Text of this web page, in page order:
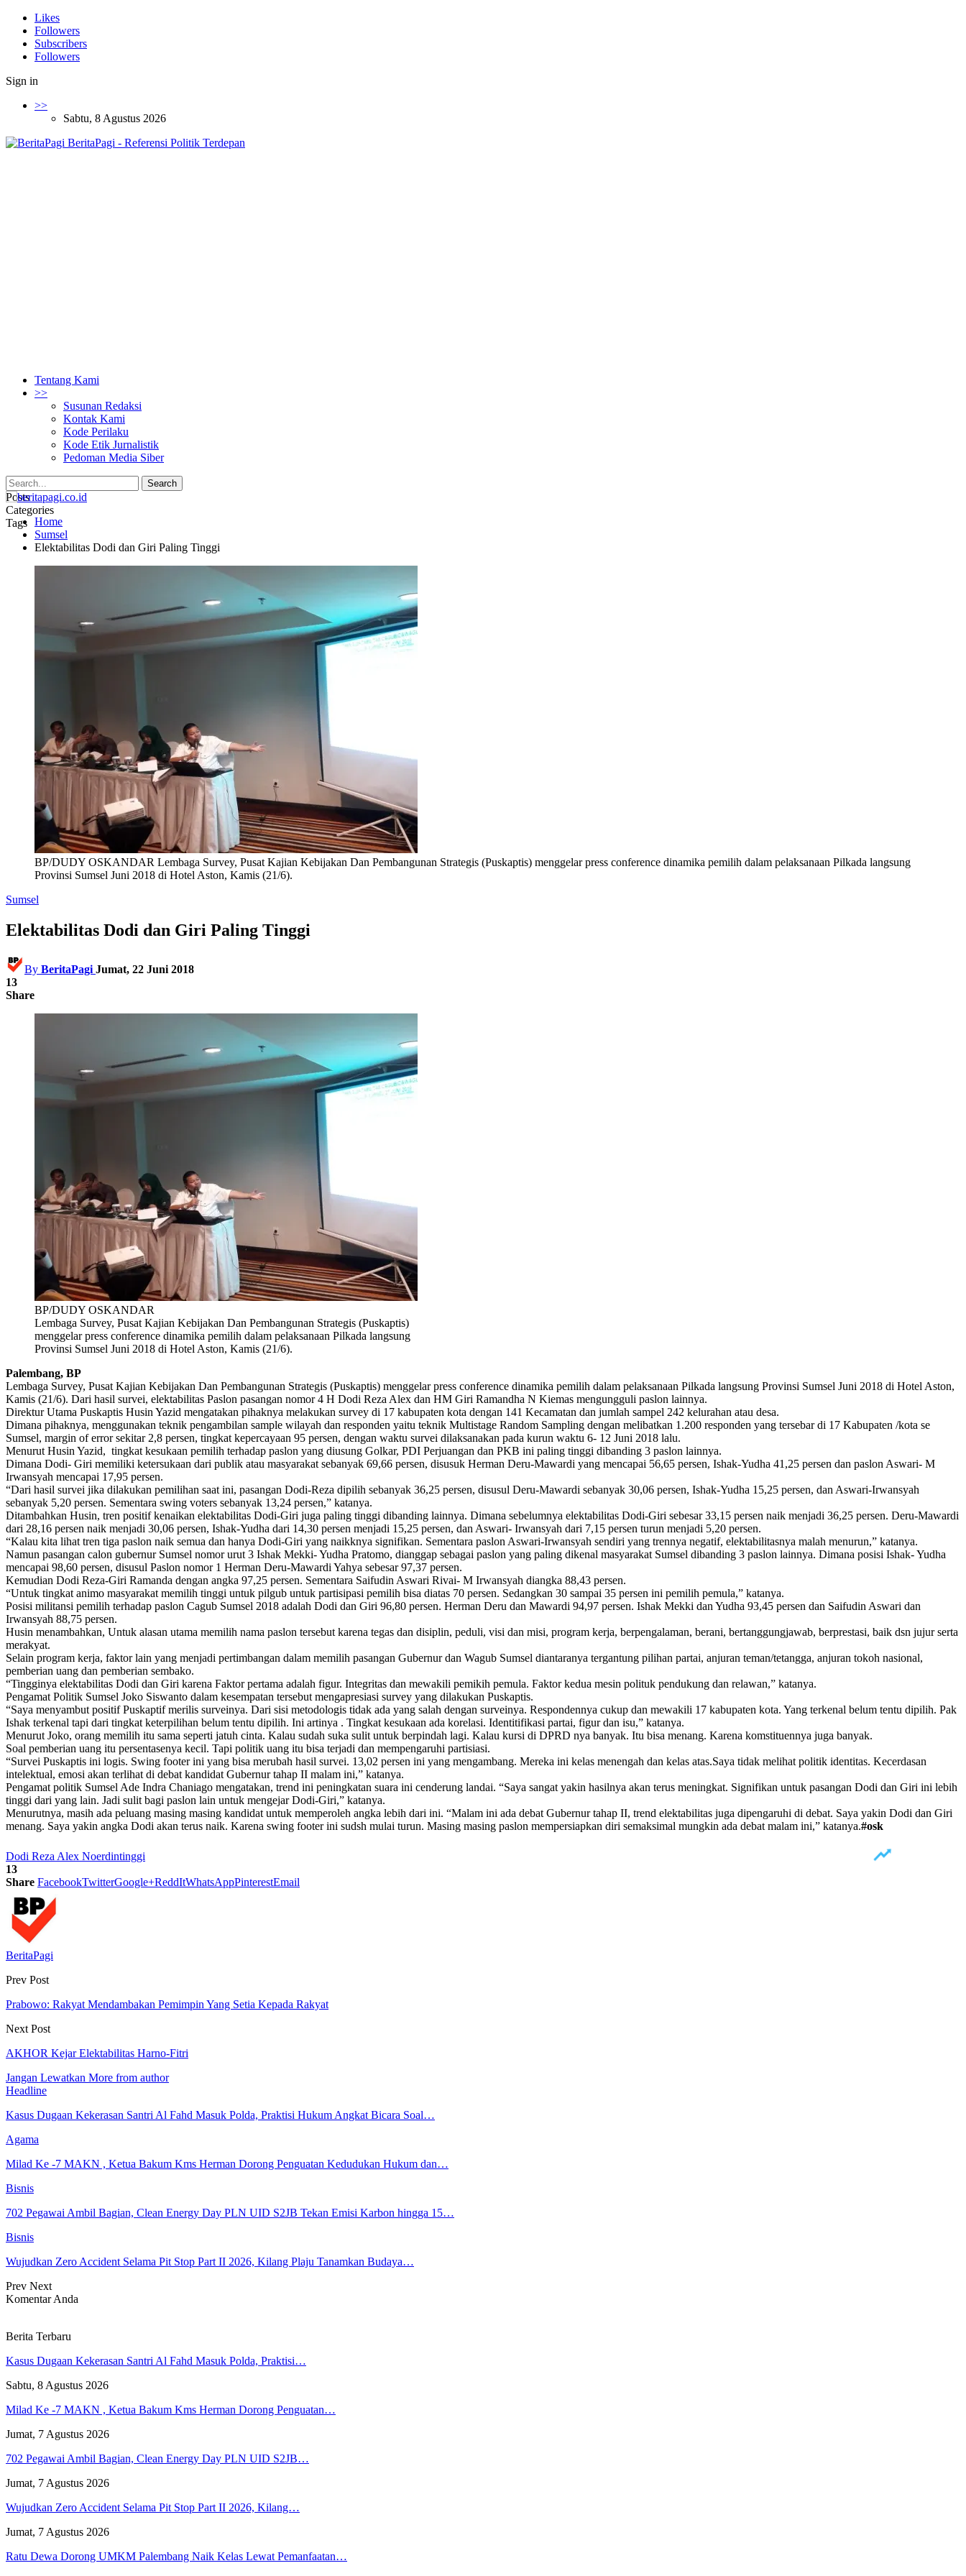
Likes
Followers
Subscribers
Followers
Sign in
>>
Sabtu, 8 Agustus 2026
BeritaPagi - Referensi Politik Terdepan
Tentang Kami
>>
Susunan Redaksi
Kontak Kami
Kode Perilaku
Kode Etik Jurnalistik
Pedoman Media Siber
Posts
Categories
Tags Home
Sumsel
Elektabilitas Dodi dan Giri Paling Tinggi
BP/DUDY OSKANDAR Lembaga Survey, Pusat Kajian Kebijakan Dan Pembangunan Strategis (Puskaptis) menggelar press conference dinamika pemilih dalam pelaksanaan Pilkada langsung
Provinsi Sumsel Juni 2018 di Hotel Aston, Kamis (21/6).
Sumsel
Elektabilitas Dodi dan Giri Paling Tinggi
By BeritaPagi Jumat, 22 Juni 2018
13
Share
BP/DUDY OSKANDAR
Lembaga Survey, Pusat Kajian Kebijakan Dan Pembangunan Strategis (Puskaptis)
menggelar press conference dinamika pemilih dalam pelaksanaan Pilkada langsung
Provinsi Sumsel Juni 2018 di Hotel Aston, Kamis (21/6).
Palembang, BP
Lembaga Survey, Pusat Kajian Kebijakan Dan Pembangunan Strategis (Puskaptis) menggelar press conference dinamika pemilih dalam pelaksanaan Pilkada langsung Provinsi Sumsel Juni 2018 di Hotel Aston,
Kamis (21/6). Dari hasil survei, elektabilitas Paslon pasangan nomor 4 H Dodi Reza Alex dan HM Giri Ramandha N Kiemas mengungguli paslon lainnya.
Direktur Utama Puskaptis Husin Yazid mengatakan pihaknya melakukan survey di 17 kabupaten kota dengan 141 Kecamatan dan jumlah sampel 242 kelurahan atau desa.
Dimana pihaknya, menggunakan teknik pengambilan sample wilayah dan responden yaitu teknik Multistage Random Sampling dengan melibatkan 1.200 responden yang tersebar di 17 Kabupaten /kota se
Sumsel, margin of error sekitar 2,8 persen, tingkat kepercayaan 95 persen, dengan waktu survei dilaksanakan pada kurun waktu 6- 12 Juni 2018 lalu.
Menurut Husin Yazid, tingkat kesukaan pemilih terhadap paslon yang diusung Golkar, PDI Perjuangan dan PKB ini paling tinggi dibanding 3 paslon lainnya.
Dimana Dodi- Giri memiliki ketersukaan dari publik atau masyarakat sebanyak 69,66 persen, disusuk Herman Deru-Mawardi yang mencapai 56,65 persen, Ishak-Yudha 41,25 persen dan paslon Aswari- M
Irwansyah mencapai 17,95 persen.
“Dari hasil survei jika dilakukan pemilihan saat ini, pasangan Dodi-Reza dipilih sebanyak 36,25 persen, disusul Deru-Mawardi sebanyak 30,06 persen, Ishak-Yudha 15,25 persen, dan Aswari-Irwansyah
sebanyak 5,20 persen. Sementara swing voters sebanyak 13,24 persen,” katanya.
Ditambahkan Husin, tren positif kenaikan elektabilitas Dodi-Giri juga paling tinggi dibanding lainnya. Dimana sebelumnya elektabilitas Dodi-Giri sebesar 33,15 persen naik menjadi 36,25 persen. Deru-Mawardi
dari 28,16 persen naik menjadi 30,06 persen, Ishak-Yudha dari 14,30 persen menjadi 15,25 persen, dan Aswari- Irwansyah dari 7,15 persen turun menjadi 5,20 persen.
“Kalau kita lihat tren tiga paslon naik semua dan hanya Dodi-Giri yang naikknya signifikan. Sementara paslon Aswari-Irwansyah sendiri yang trennya negatif, elektabilitasnya malah menurun,” katanya.
Namun pasangan calon gubernur Sumsel nomor urut 3 Ishak Mekki- Yudha Pratomo, dianggap sebagai paslon yang paling dikenal masyarakat Sumsel dibanding 3 paslon lainnya. Dimana posisi Ishak- Yudha
mencapai 98,60 persen, disusul Paslon nomor 1 Herman Deru-Mawardi Yahya sebesar 97,37 persen.
Kemudian Dodi Reza-Giri Ramanda dengan angka 97,25 persen. Sementara Saifudin Aswari Rivai- M Irwansyah diangka 88,43 persen.
“Untuk tingkat animo masyarakat memilih tinggi untuk pilgub untuk partisipasi pemilih bisa diatas 70 persen. Sedangkan 30 sampai 35 persen ini pemilih pemula,” katanya.
Posisi militansi pemilih terhadap paslon Cagub Sumsel 2018 adalah Dodi dan Giri 96,80 persen. Herman Deru dan Mawardi 94,97 persen. Ishak Mekki dan Yudha 93,45 persen dan Saifudin Aswari dan
Irwansyah 88,75 persen.
Husin menambahkan, Untuk alasan utama memilih nama paslon tersebut karena tegas dan disiplin, peduli, visi dan misi, program kerja, berpengalaman, berani, bertanggungjawab, berprestasi, baik dsn jujur serta
merakyat.
Selain program kerja, faktor lain yang menjadi pertimbangan dalam memilih pasangan Gubernur dan Wagub Sumsel diantaranya tergantung pilihan partai, anjuran teman/tetangga, anjuran tokoh nasional,
pemberian uang dan pemberian sembako.
“Tingginya elektabilitas Dodi dan Giri karena Faktor pertama adalah figur. Integritas dan mewakili pemikih pemula. Faktor kedua mesin polituk pendukung dan relawan,” katanya.
Pengamat Politik Sumsel Joko Siswanto dalam kesempatan tersebut mengapresiasi survey yang dilakukan Puskaptis.
“Saya menyambut positif Puskaptif merilis surveinya. Dari sisi metodologis tidak ada yang salah dengan surveinya. Respondennya cukup dan mewakili 17 kabupaten kota. Yang terkenal belum tentu dipilih. Pak
Ishak terkenal tapi dari tingkat keterpilihan belum tentu dipilih. Ini artinya . Tingkat kesukaan ada korelasi. Identitifikasi partai, figur dan isu,” katanya.
Menurut Joko, orang memilih itu sama seperti jatuh cinta. Kalau sudah suka sulit untuk berpindah lagi. Kalau kursi di DPRD nya banyak. Itu bisa menang. Karena komstituennya juga banyak.
Soal pemberian uang itu persentasenya kecil. Tapi politik uang itu bisa terjadi dan mempengaruhi partisiasi.
“Survei Puskaptis ini logis. Swing footer ini yang bisa merubah hasil survei. 13,02 persen ini yang mengambang. Mereka ini kelas menengah dan kelas atas.Saya tidak melihat politik identitas. Kecerdasan
intelektual, emosi akan terlihat di debat kandidat Gubernur tahap II malam ini,” katanya.
Pengamat politik Sumsel Ade Indra Chaniago mengatakan, trend ini peningkatan suara ini cenderung landai. “Saya sangat yakin hasilnya akan terus meningkat. Signifikan untuk pasangan Dodi dan Giri ini lebih
tinggi dari yang lain. Jadi sulit bagi paslon lain untuk mengejar Dodi-Giri,” katanya.
Menurutnya, masih ada peluang masing masing kandidat untuk memperoleh angka lebih dari ini. “Malam ini ada debat Gubernur tahap II, trend elektabilitas juga dipengaruhi di debat. Saya yakin Dodi dan Giri
menang. Saya yakin angka Dodi akan terus naik. Karena swing footer ini sudsh mulai turun. Masing masing paslon mempersiapkan diri semaksimal mungkin ada debat malam ini,” katanya.#osk
Dodi Reza Alex Noerdintinggi
13
Share FacebookTwitterGoogle+ReddItWhatsAppPinterestEmail
BeritaPagi
Prev Post
Prabowo: Rakyat Mendambakan Pemimpin Yang Setia Kepada Rakyat
Next Post
AKHOR Kejar Elektabilitas Harno-Fitri
Jangan Lewatkan More from author
Headline
Kasus Dugaan Kekerasan Santri Al Fahd Masuk Polda, Praktisi Hukum Angkat Bicara Soal…
Agama
Milad Ke -7 MAKN , Ketua Bakum Kms Herman Dorong Penguatan Kedudukan Hukum dan…
Bisnis
702 Pegawai Ambil Bagian, Clean Energy Day PLN UID S2JB Tekan Emisi Karbon hingga 15…
Bisnis
Wujudkan Zero Accident Selama Pit Stop Part II 2026, Kilang Plaju Tanamkan Budaya…
Prev Next
Komentar Anda
Berita Terbaru
Kasus Dugaan Kekerasan Santri Al Fahd Masuk Polda, Praktisi…
Sabtu, 8 Agustus 2026
Milad Ke -7 MAKN , Ketua Bakum Kms Herman Dorong Penguatan…
Jumat, 7 Agustus 2026
702 Pegawai Ambil Bagian, Clean Energy Day PLN UID S2JB…
Jumat, 7 Agustus 2026
Wujudkan Zero Accident Selama Pit Stop Part II 2026, Kilang…
Jumat, 7 Agustus 2026
Ratu Dewa Dorong UMKM Palembang Naik Kelas Lewat Pemanfaatan…